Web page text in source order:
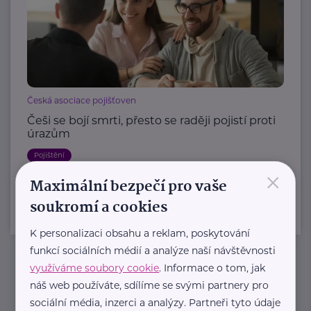
Česká asociace pojišťoven
Češi se bojí smrti, přesto se raději pojistí proti
úrazům
Pojištění
Newsletter
×
Maximální bezpečí pro vaše
soukromí a cookies
K personalizaci obsahu a reklam, poskytování
funkcí sociálních médií a analýze naší návštěvnosti
využíváme soubory cookie. Informace o tom, jak
náš web používáte, sdílíme se svými partnery pro
sociální média, inzerci a analýzy. Partneři tyto údaje